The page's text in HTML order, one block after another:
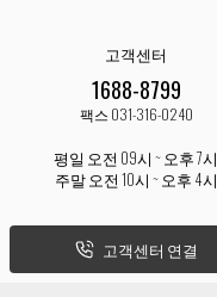
고객센터
1688-8799
팩스 031-316-0240
평일 오전 09시 ~ 오후 7시
주말 오전 10시 ~ 오후 4시
고객센터 연결